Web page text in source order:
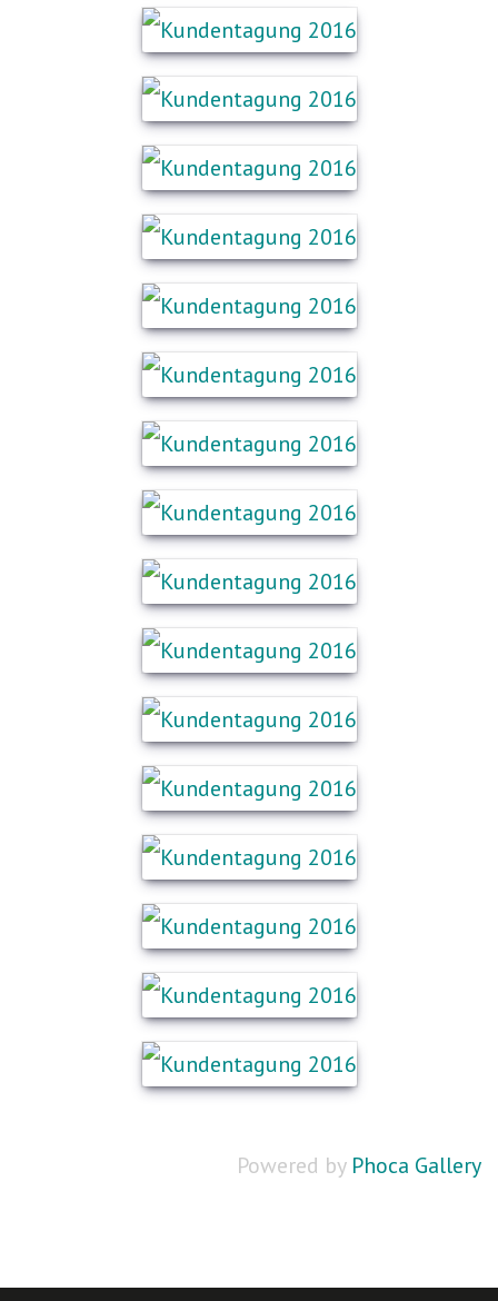
Powered by Phoca Gallery